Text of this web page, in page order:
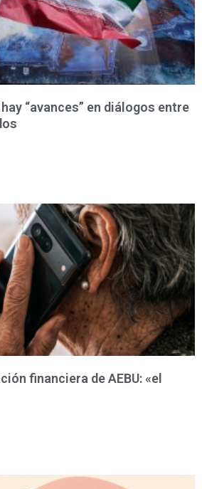
“avances” en diálogos entre
financiera de AEBU: «el